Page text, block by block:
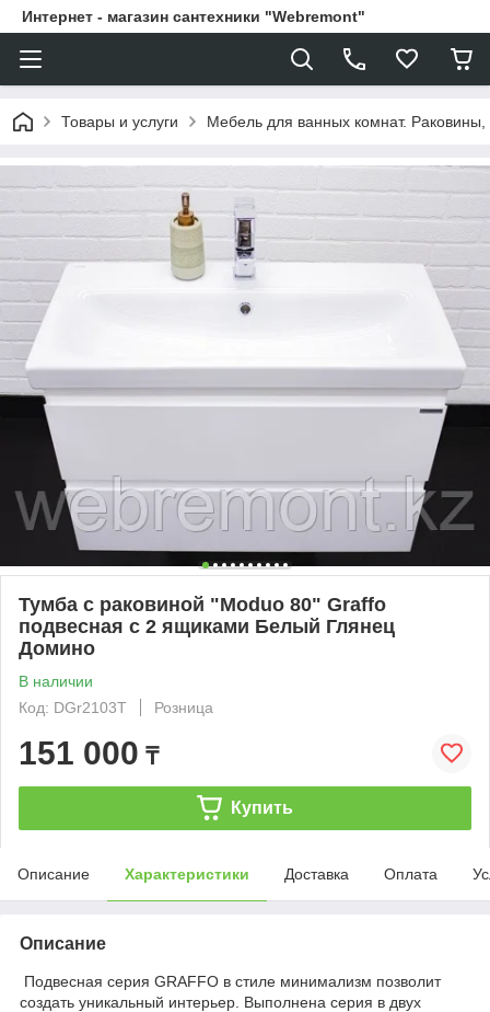
Интернет - магазин сантехники "Webremont"
Товары и услуги Мебель для ванных комнат.
Тумба с раковиной "Moduo 80" Graffo
подвесная с 2 ящиками Белый Глянец
Домино
В наличии
Код: DGr2103T
Розница
151 000 ₸
Купить
Описание Характеристики Доставка Оплата
Описание
Подвесная серия GRAFFO в стиле минимализм позволит
создать уникальный интерьер. Выполнена серия в двух